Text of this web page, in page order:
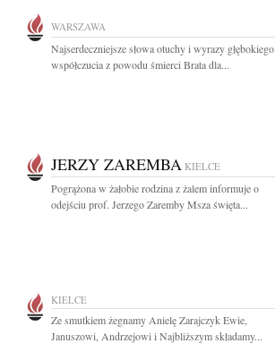
WARSZAWA
Najserdeczniejsze słowa otuchy i wyrazy głębokiego
współczucia z powodu śmierci Brata dla...
JERZY ZAREMBA KIELCE
Pogrążona w żałobie rodzina z żalem informuje o
odejściu prof. Jerzego Zaremby Msza święta...
KIELCE
Ze smutkiem żegnamy Anielę Zarajczyk Ewie,
Januszowi, Andrzejowi i Najbliższym składamy...